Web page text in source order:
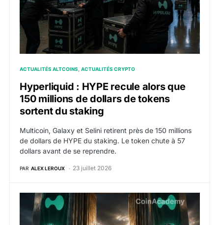
ACTUALITÉS ALTCOINS ACTUALITÉS CRYPTO
Hyperliquid : HYPE recule alors que
150 millions de dollars de tokens
sortent du staking
Multicoin, Galaxy et Selini retirent près de 150 millions
de dollars de HYPE du staking. Le token chute à 57
dollars avant de se reprendre.
PAR ALEX LEROUX 23 juillet 2026
HYPE : Hyperliquid ouvre les marchés prédictifs